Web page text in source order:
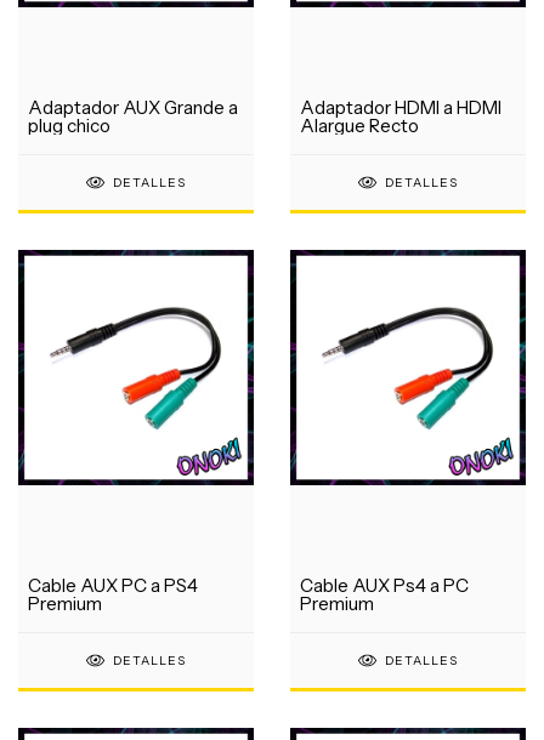
Adaptador AUX Grande a
plug chico
DETALLES
Adaptador HDMI a HDMI
Alargue Recto
DETALLES
Cable AUX PC a PS4
Premium
DETALLES
Cable AUX Ps4 a PC
Premium
DETALLES